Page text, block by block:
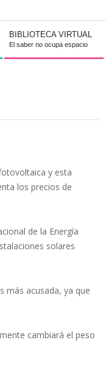
BIBLIOTECA VIRTUAL
El saber no ocupa espacio
y esta
los precios de
de la Energía
solares
más acusada, ya que
cambiará el peso